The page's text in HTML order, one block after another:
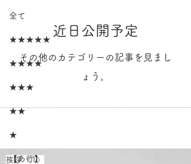
全て
★★★★★
★★★★
★★★
★★
★
【あ行】
近日公開予定
その他のカテゴリーの記事を見まし
ょう。
挨拶 （1）